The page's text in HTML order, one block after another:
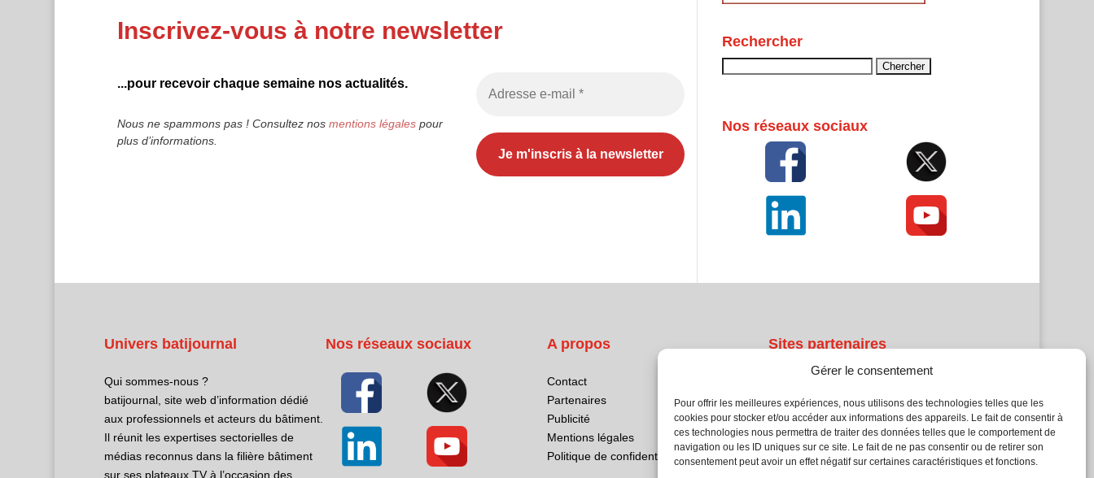
Gérer le consentement
Pour offrir les meilleures expériences, nous utilisons des technologies telles que les
cookies pour stocker et/ou accéder aux informations des appareils. Le fait de consentir à
ces technologies nous permettra de traiter des données telles que le comportement de
navigation ou les ID uniques sur ce site. Le fait de ne pas consentir ou de retirer son
consentement peut avoir un effet négatif sur certaines caractéristiques et fonctions.
Inscrivez-vous à notre newsletter
...pour recevoir chaque semaine nos actualités.
Nous ne spammons pas ! Consultez nos mentions légalespour
plus d’informations.
Rechercher
Nos réseaux sociaux
Univers batijournal
Qui sommes-nous ?
batijournal, site web d’information dédié
aux professionnels et acteurs du bâtiment.
Il réunit les expertises sectorielles de
médias reconnus dans la filière bâtiment
sur ses plateaux TV à l’occasion des
Nos réseaux sociaux A propos
Contact
Partenaires
Publicité
Mentions légales
Politique de confidentialité
Sites partenaires
Atrium Patrimoine
Kiosque 21
L'Atelier Bois
Planète Bâtiment